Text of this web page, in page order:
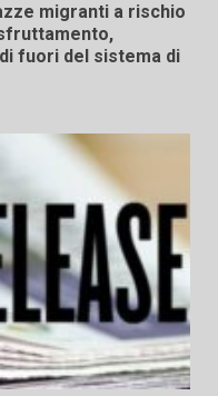
migranti a rischio
fuori del sistema di